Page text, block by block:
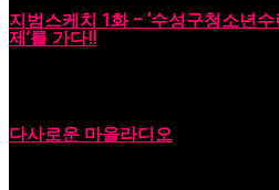
지범스케치 1화 – ‘수성구청소년
제’를 가다!!
다사로운 마을라디오